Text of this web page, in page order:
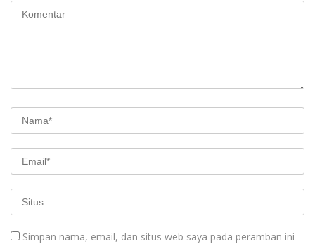
Simpan nama, email, dan situs web saya pada peramban ini